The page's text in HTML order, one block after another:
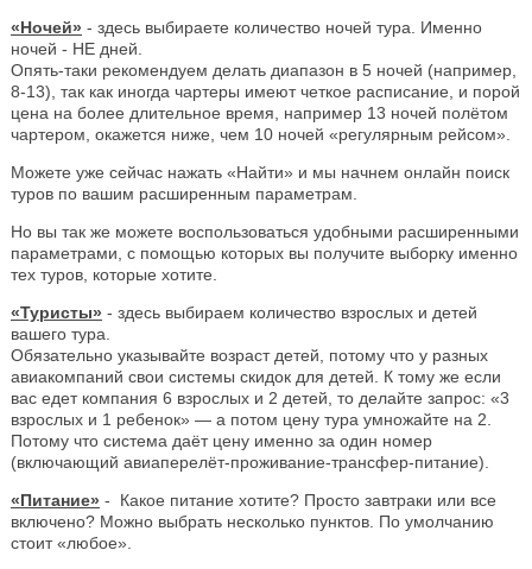
«Ночей» - здесь выбираете количество ночей тура. Именно
ночей - НЕ дней.
Опять-таки рекомендуем делать диапазон в 5 ночей (например,
8-13), так как иногда чартеры имеют четкое расписание, и порой
цена на более длительное время, например 13 ночей полётом
чартером, окажется ниже, чем 10 ночей «регулярным рейсом».
Можете уже сейчас нажать «Найти» и мы начнем онлайн поиск
туров по вашим расширенным параметрам.
Но вы так же можете воспользоваться удобными расширенными
параметрами, с помощью которых вы получите выборку именно
тех туров, которые хотите.
«Туристы» - здесь выбираем количество взрослых и детей
вашего тура.
Обязательно указывайте возраст детей, потому что у разных
авиакомпаний свои системы скидок для детей. К тому же если
вас едет компания 6 взрослых и 2 детей, то делайте запрос: «3
взрослых и 1 ребенок» — а потом цену тура умножайте на 2.
Потому что система даёт цену именно за один номер
(включающий авиаперелёт-проживание-трансфер-питание).
«Питание» - Какое питание хотите? Просто завтраки или все
включено? Можно выбрать несколько пунктов. По умолчанию
стоит «любое».